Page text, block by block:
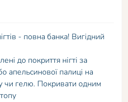
- повна банка! Вигідний
до покриття нігті за
апельсинової палиці на
чи гелю. Покривати одним